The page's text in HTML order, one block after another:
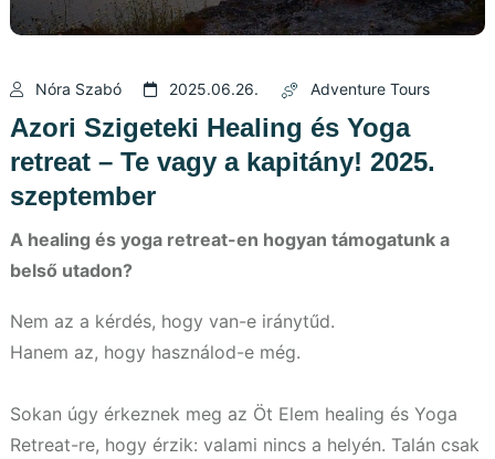
Nóra Szabó 2025.06.26. Adventure Tours
Azori Szigeteki Healing és Yoga
retreat – Te vagy a kapitány! 2025.
szeptember
A healing és yoga retreat-en hogyan támogatunk a
belső utadon?
Nem az a kérdés, hogy van-e iránytűd.
Hanem az, hogy használod-e még.
Sokan úgy érkeznek meg az Öt Elem healing és Yoga
Retreat-re, hogy érzik: valami nincs a helyén. Talán csak